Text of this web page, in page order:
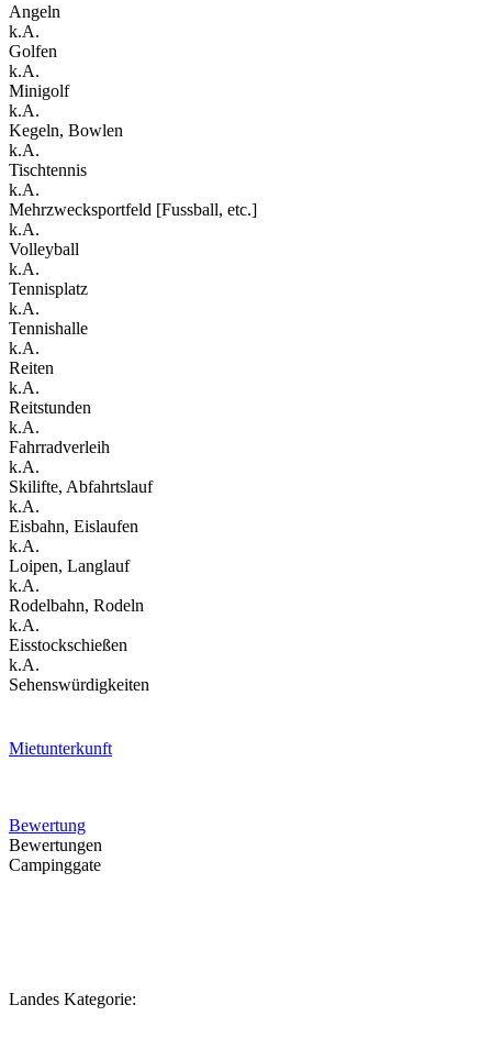
Angeln
k.A.
Golfen
k.A.
Minigolf
k.A.
Kegeln, Bowlen
k.A.
Tischtennis
k.A.
Mehrzwecksportfeld [Fussball, etc.]
k.A.
Volleyball
k.A.
Tennisplatz
k.A.
Tennishalle
k.A.
Reiten
k.A.
Reitstunden
k.A.
Fahrradverleih
k.A.
Skilifte, Abfahrtslauf
k.A.
Eisbahn, Eislaufen
k.A.
Loipen, Langlauf
k.A.
Rodelbahn, Rodeln
k.A.
Eisstockschießen
k.A.
Sehenswürdigkeiten
Mietunterkunft
Bewertung
Bewertungen
Campinggate
Landes Kategorie: